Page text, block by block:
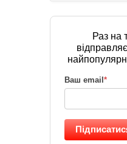
Раз на
Ваш email *